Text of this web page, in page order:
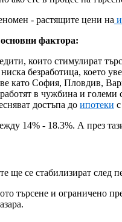
- растящите цени на
фактора:
които стимулират
безработица, което
като София, Пловдив,
в чужбина и
достъпа до ипотеки
14% - 18.3%. А през
ще се стабилизират след
търсене и ограничено